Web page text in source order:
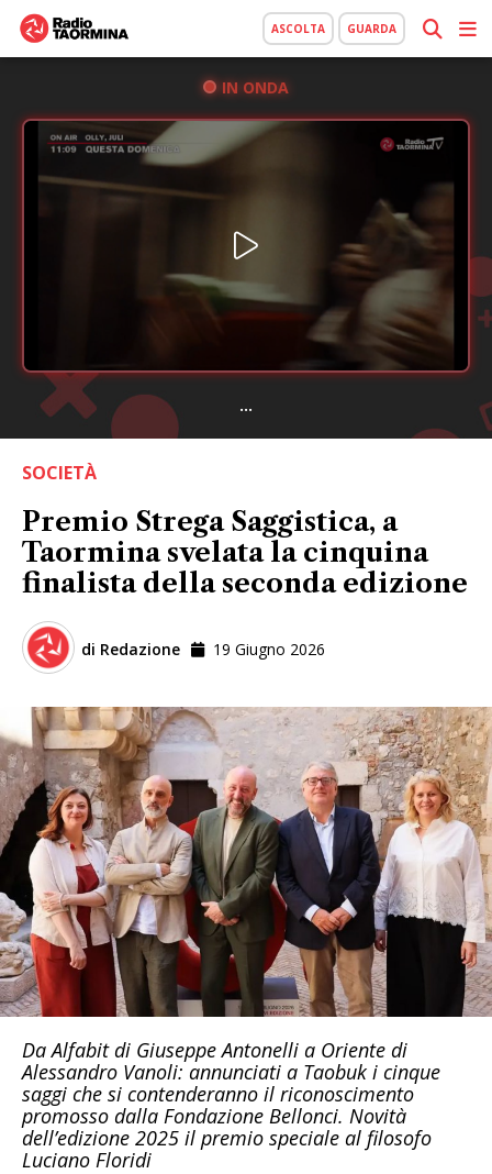
ASCOLTA GUARDA
IN ONDA
...
SOCIETÀ
Premio Strega Saggistica, a
Taormina svelata la cinquina
finalista della seconda edizione
di Redazione 19 Giugno 2026
Da Alfabit di Giuseppe Antonelli a Oriente di
Alessandro Vanoli: annunciati a Taobuk i cinque
saggi che si contenderanno il riconoscimento
promosso dalla Fondazione Bellonci. Novità
dell’edizione 2025 il premio speciale al filosofo
Luciano Floridi